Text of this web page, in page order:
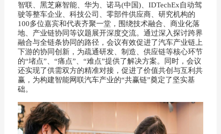
智联、黑芝麻智能、华为、诺马(中国)、IDTechEx自动驾
驶等整车企业、科技公司、零部件供应商、研究机构的
100多位嘉宾和代表齐聚一堂，围绕技术融合、商业化落
地、产业链协同等议题展开深度交流。通过深入探讨跨界
融合与全链条协同的路径，会议有效促进了汽车产业链上
下游的协同创新，为疏通研发、制造、供应链等核心环节
的“堵点”、“痛点”、“难点”提供了解决方案。同时，会议
还实现了供需双方的精准对接，促进了价值共创与互利共
赢，为构建智能网联汽车产业的“共赢链”奠定了坚实基
础。